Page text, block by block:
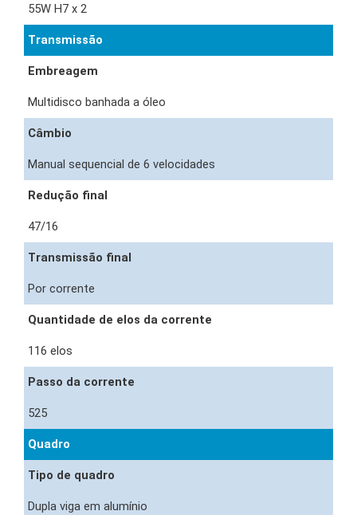
55W H7 x 2
Transmissão
Embreagem
Multidisco banhada a óleo
Câmbio
Manual sequencial de 6 velocidades
Redução final
47/16
Transmissão final
Por corrente
Quantidade de elos da corrente
116 elos
Passo da corrente
525
Quadro
Tipo de quadro
Dupla viga em alumínio